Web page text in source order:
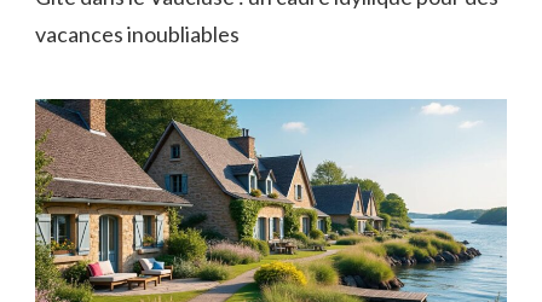
vacances inoubliables